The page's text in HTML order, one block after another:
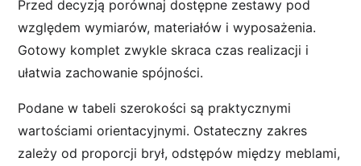
Przed decyzją porównaj dostępne zestawy pod
względem wymiarów, materiałów i wyposażenia.
Gotowy komplet zwykle skraca czas realizacji i
ułatwia zachowanie spójności.
Podane w tabeli szerokości są praktycznymi
wartościami orientacyjnymi. Ostateczny zakres
zależy od proporcji brył, odstępów między meblami,